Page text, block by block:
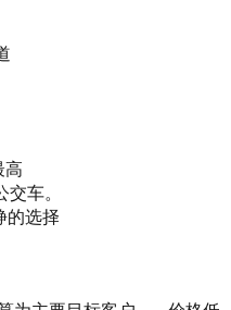
高
车。
选择